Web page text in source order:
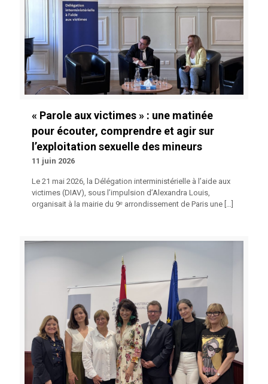
« Parole aux victimes » : une matinée
pour écouter, comprendre et agir sur
l’exploitation sexuelle des mineurs
11 juin 2026
Le 21 mai 2026, la Délégation interministérielle à l’aide aux
victimes (DIAV), sous l’impulsion d’Alexandra Louis,
organisait à la mairie du 9ᵉ arrondissement de Paris une